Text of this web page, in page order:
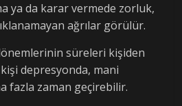
ya da karar vermede zorluk,
ağrılar görülür.
süreleri kişiden
depresyonda, mani
fazla zaman geçirebilir.